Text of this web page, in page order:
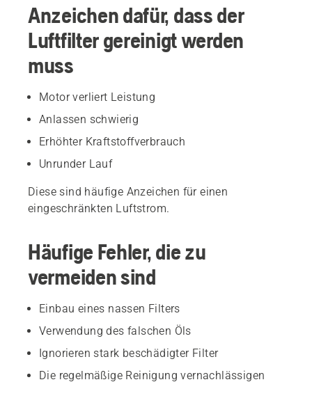
Anzeichen dafür, dass der
Luftfilter gereinigt werden
muss
Motor verliert Leistung
Anlassen schwierig
Erhöhter Kraftstoffverbrauch
Unrunder Lauf
Diese sind häufige Anzeichen für einen
eingeschränkten Luftstrom.
Häufige Fehler, die zu
vermeiden sind
Einbau eines nassen Filters
Verwendung des falschen Öls
Ignorieren stark beschädigter Filter
Die regelmäßige Reinigung vernachlässigen